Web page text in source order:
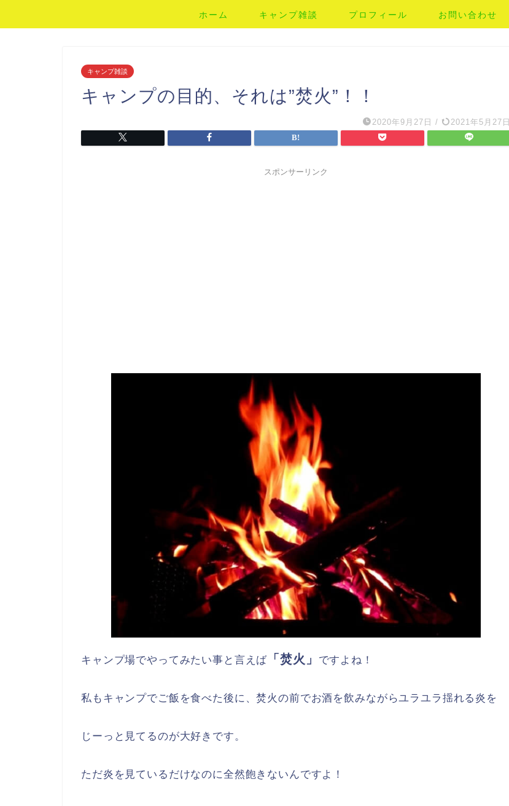
ホーム キャンプ雑談 プロフィール お問い合わせ
キャンプ雑談
キャンプの目的、それは”焚火”！！
2020年9月27日 / 2021年5月27日
スポンサーリンク
キャンプ場でやってみたい事と言えば 「焚火」 ですよね！
私もキャンプでご飯を食べた後に、焚火の前でお酒を飲みながらユラユラ揺れる炎を
じーっと見てるのが大好きです。
ただ炎を見ているだけなのに全然飽きないんですよ！